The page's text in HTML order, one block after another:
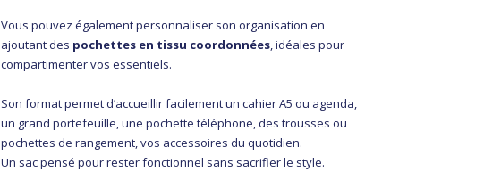
Vous pouvez également personnaliser son organisation en
ajoutant des pochettes en tissu coordonnées, idéales pour
compartimenter vos essentiels.
Son format permet d’accueillir facilement un cahier A5 ou agenda,
un grand portefeuille, une pochette téléphone, des trousses ou
pochettes de rangement, vos accessoires du quotidien.
Un sac pensé pour rester fonctionnel sans sacrifier le style.